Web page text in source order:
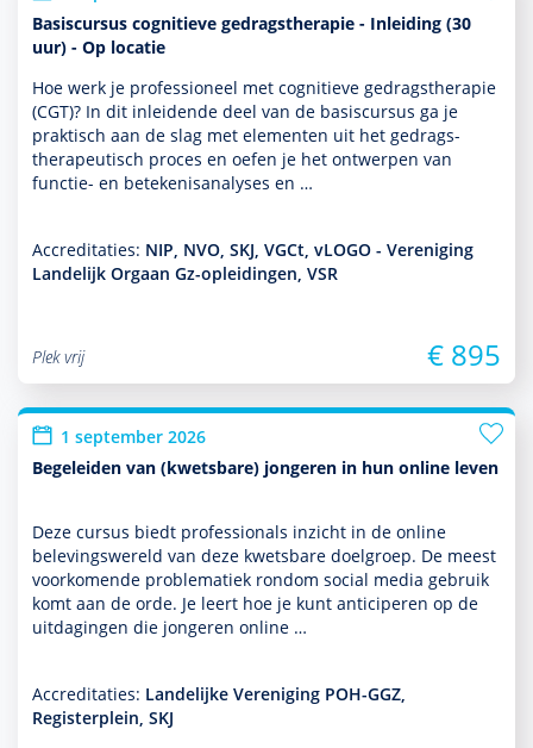
Basiscursus cognitieve gedragstherapie - Inleiding (30
uur) - Op locatie
Hoe werk je professioneel met cogni­tieve gedrags­thera­pie
(CGT)? In dit inleidende deel van de basis­cursus ga je
prak­tisch aan de slag met elementen uit het gedrags­
thera­peu­tisch proces en oefen je het ontwerpen van
functie- en bete­kenisanalyses en …
Accreditaties: NIP, NVO, SKJ, VGCt, vLOGO - Vereniging
Landelijk Orgaan Gz-opleidingen, VSR
Plek vrij € 895
1 september 2026
Begeleiden van (kwetsbare) jongeren in hun online leven
Deze cursus biedt professionals inzicht in de online
belevingswereld van deze kwetsbare doel­groep. De meest
voor­komende proble­ma­tiek ron­dom social media gebruik
komt aan de orde. Je leert hoe je kunt anticiperen op de
uitdagingen die jongeren online …
Accreditaties: Landelijke Vereniging POH-GGZ,
Registerplein, SKJ